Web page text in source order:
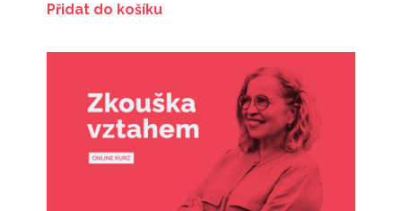
Přidat do košíku